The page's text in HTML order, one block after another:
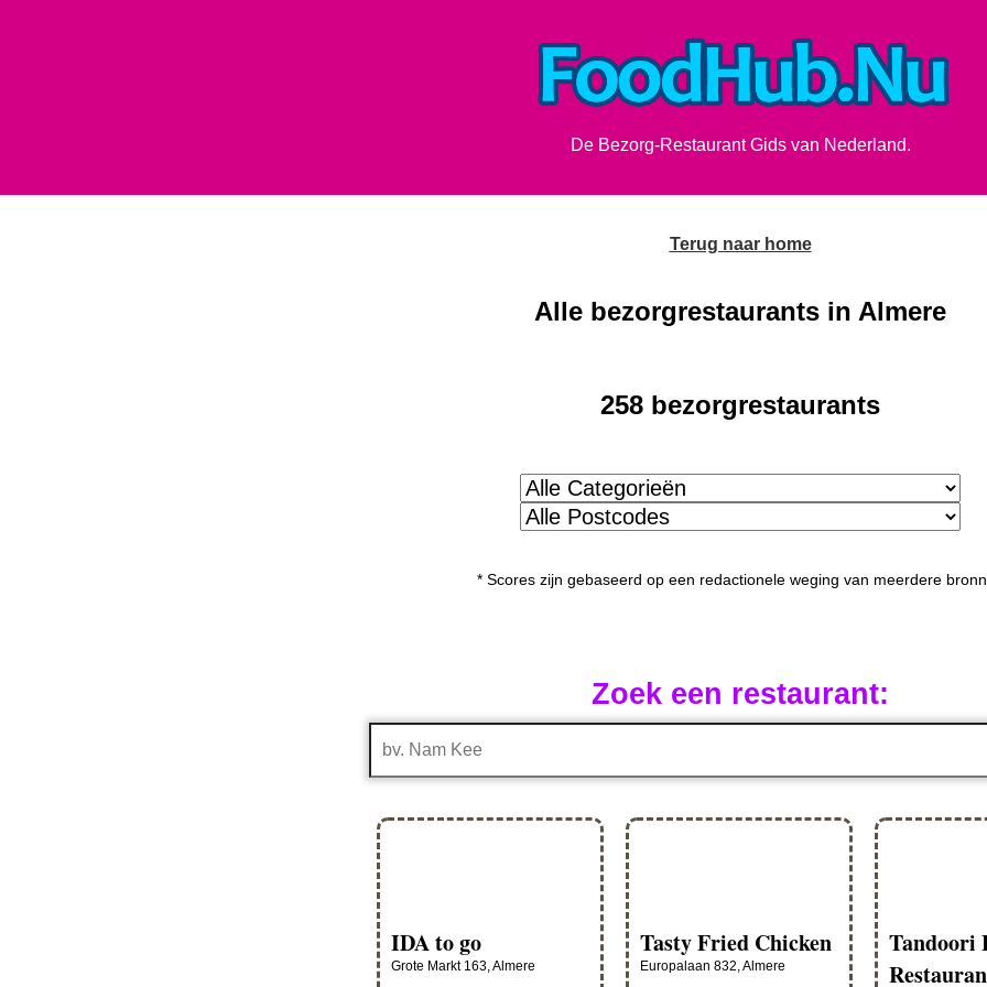
De Bezorg-Restaurant Gids van Nederland.
Terug naar home
Alle bezorgrestaurants in Almere
258 bezorgrestaurants
* Scores zijn gebaseerd op een redactionele weging van meerdere
Zoek een restaurant:
IDA to go
Grote Markt 163, Almere
Tasty Fried Chicken
Europalaan 832, Almere
Tandoori